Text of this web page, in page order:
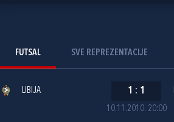
FUTSAL SVE REPREZENTACIJE
10.11.2010. 20:00
LIBIJA 1 : 1